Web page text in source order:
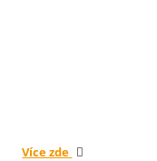
Více zde